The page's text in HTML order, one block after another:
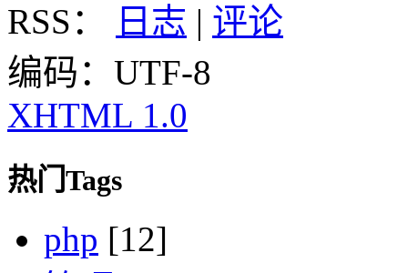
RSS：
日志 | 评论
编码：UTF-8
XHTML 1.0
热门Tags
php [12]